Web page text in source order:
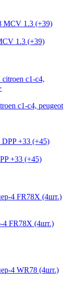
1.3 (+39)
c1-c4, peugeot
+33 (+45)
4 FR78Х (4шт.)